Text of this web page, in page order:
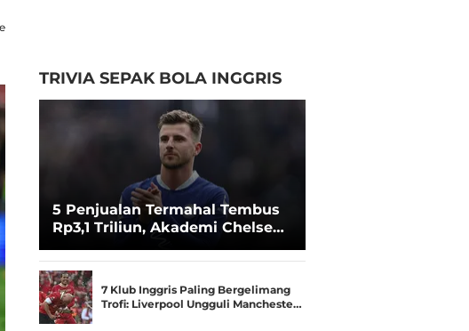
TRIVIA SEPAK BOLA INGGRIS
5 Penjualan Termahal Tembus
Rp3,1 Triliun, Akademi Chelsea
7 Klub Inggris Paling Bergelimang
Trofi: Liverpool Ungguli Mancheste…